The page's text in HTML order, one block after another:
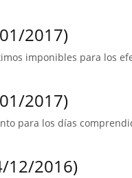
2017)
imponibles para los
2017)
para los días
12/2016)